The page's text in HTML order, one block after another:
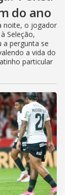
do ano
noite, o jogador
Seleção,
a pergunta se
a vida do
particular